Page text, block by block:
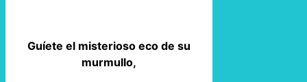
Guíete el misterioso eco de su
murmullo,